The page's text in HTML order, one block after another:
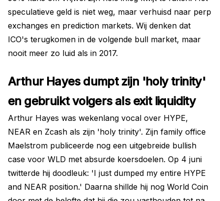
speculatieve geld is niet weg, maar verhuisd naar perp
exchanges en prediction markets. Wij denken dat
ICO's terugkomen in de volgende bull market, maar
nooit meer zo luid als in 2017.
Arthur Hayes dumpt zijn 'holy trinity'
en gebruikt volgers als exit liquidity
Arthur Hayes was wekenlang vocal over HYPE,
NEAR en Zcash als zijn 'holy trinity'. Zijn family office
Maelstrom publiceerde nog een uitgebreide bullish
case voor WLD met absurde koersdoelen. Op 4 juni
twitterde hij doodleuk: 'I just dumped my entire HYPE
and NEAR position.' Daarna shillde hij nog World Coin